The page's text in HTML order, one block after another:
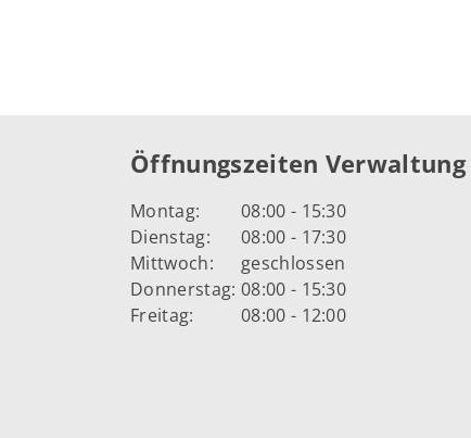
Öffnungszeiten Verwaltung
Montag:
08:00 - 15:30
Dienstag:
08:00 - 17:30
Mittwoch:
geschlossen
Donnerstag: 08:00 - 15:30
Freitag:
08:00 - 12:00